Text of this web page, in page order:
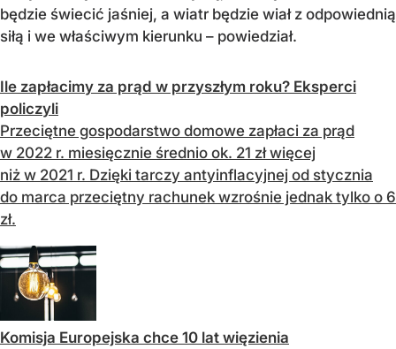
będzie świecić jaśniej, a wiatr będzie wiał z odpowiednią
siłą i we właściwym kierunku – powiedział.
Ile zapłacimy za prąd w przyszłym roku? Eksperci
policzyli
Przeciętne gospodarstwo domowe zapłaci za prąd
w 2022 r. miesięcznie średnio ok. 21 zł więcej
niż w 2021 r. Dzięki tarczy antyinflacyjnej od stycznia
do marca przeciętny rachunek wzrośnie jednak tylko o 6
zł.
Komisja Europejska chce 10 lat więzienia